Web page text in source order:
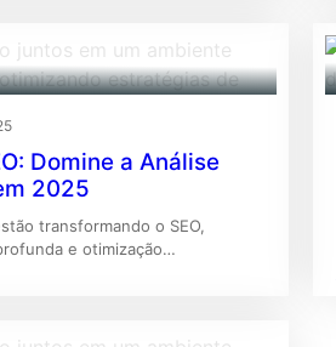
Domine a Análise
2025
transformando o SEO,
e otimização…